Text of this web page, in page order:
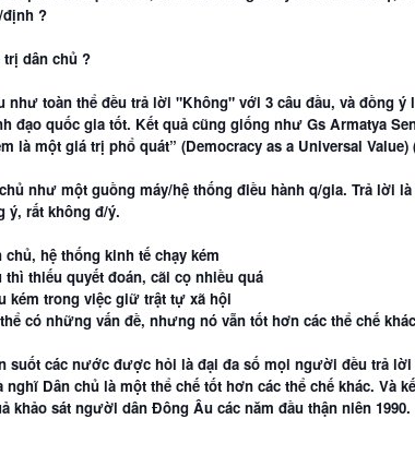
định ?
dân chủ ?
như toàn thể đều trả lời "Không" với 3 câu đầu, và đồng ý
đạo quốc gia tốt. Kết quả cũng giống như Gs Armatya
là một giá trị phổ quát” (Democracy as a Universal Value)
như một guồng máy/hệ thống điều hành q/gia. Trả lời
ý, rất không đ/ý.
hệ thống kinh tế chạy kém
thiếu quyết đoán, cãi cọ nhiều quá
kém trong việc giữ trật tự xã hội
có những vấn đề, nhưng nó vẫn tốt hơn các thể chế khác
suốt các nước được hỏi là đại đa số mọi người đều trả lời
Dân chủ là một thể chế tốt hơn các thể chế khác. Và
khảo sát người dân Đông Âu các năm đầu thận niên 1990.